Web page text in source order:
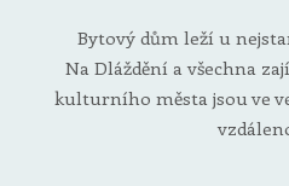
Bytový dům leží u
Na Dláždění a všechna
kulturního města jsou ve